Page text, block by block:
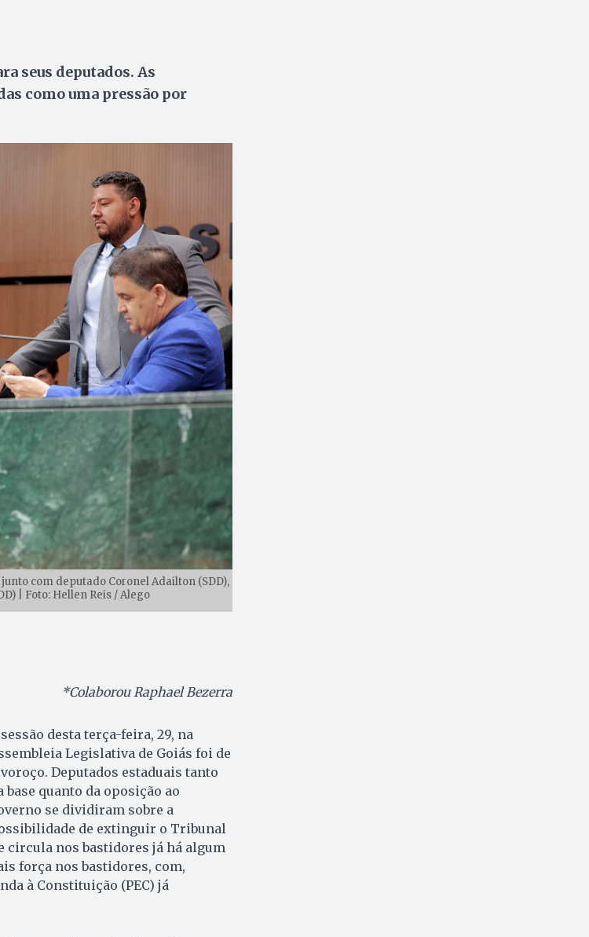
seus deputados. As
como uma pressão por
com deputado Coronel Adailton (SDD),
| Foto: Hellen Reis / Alego
*Colaborou Raphael Bezerra
desta terça-feira, 29, na
Legislativa de Goiás foi de
Deputados estaduais tanto
base quanto da oposição ao
se dividiram sobre a
de extinguir o Tribunal
circula nos bastidores já há algum
força nos bastidores, com,
à Constituição (PEC) já